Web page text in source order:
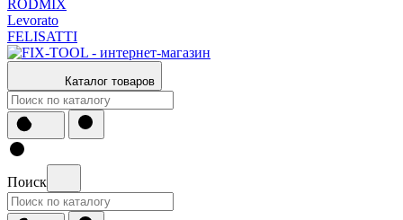
RODMIX
Levorato
FELISATTI
Каталог товаров
Поиск